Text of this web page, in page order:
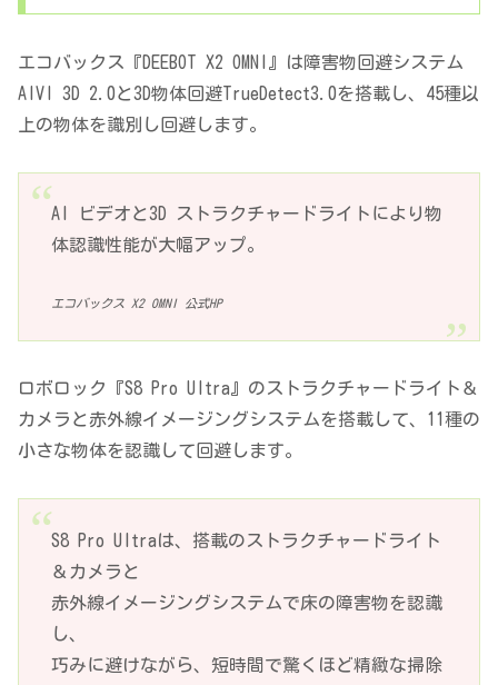
エコバックス『DEEBOT X2 OMNI』は障害物回避システム
AIVI 3D 2.0と3D物体回避TrueDetect3.0を搭載し、45種以
上の物体を識別し回避します。
AI ビデオと3D ストラクチャードライトにより物
体認識性能が大幅アップ。
エコバックス X2 OMNI 公式HP
ロボロック『S8 Pro Ultra』のストラクチャードライト＆
カメラと赤外線イメージングシステムを搭載して、11種の
小さな物体を認識して回避します。
S8 Pro Ultraは、搭載のストラクチャードライト
＆カメラと
赤外線イメージングシステムで床の障害物を認識
し、
巧みに避けながら、短時間で驚くほど精緻な掃除